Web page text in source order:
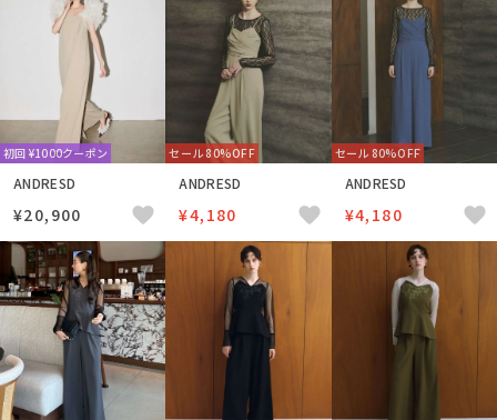
初回 ¥1000クーポン
ANDRESD
¥20,900
セール 80%OFF
ANDRESD
¥4,180
セール 80%OFF
ANDRESD
¥4,180